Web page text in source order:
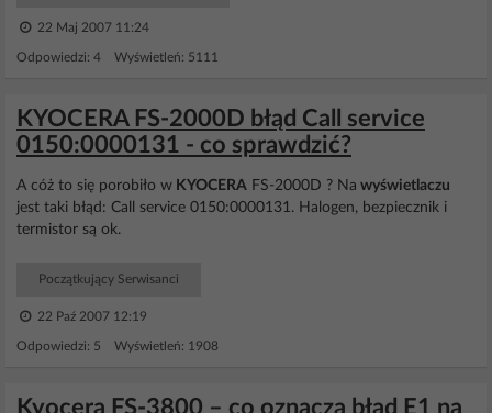
22 Maj 2007 11:24
Odpowiedzi: 4 Wyświetleń: 5111
KYOCERA FS-2000D błąd Call service
0150:0000131 - co sprawdzić?
A cóż to się porobiło w KYOCERA FS-2000D ? Na wyświetlaczu
jest taki błąd: Call service 0150:0000131. Halogen, bezpiecznik i
termistor są ok.
Początkujący Serwisanci
22 Paź 2007 12:19
Odpowiedzi: 5 Wyświetleń: 1908
Kyocera FS-3800 – co oznacza błąd E1 na